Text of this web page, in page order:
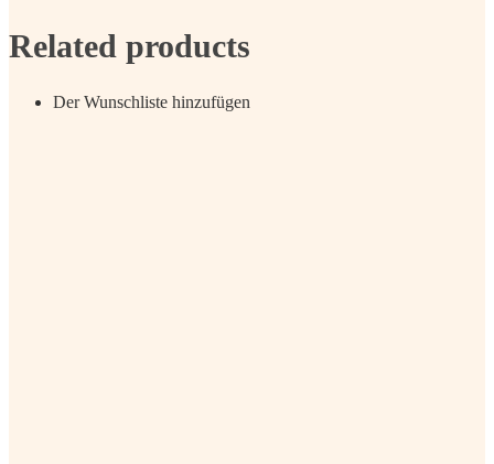
Related products
Der Wunschliste hinzufügen